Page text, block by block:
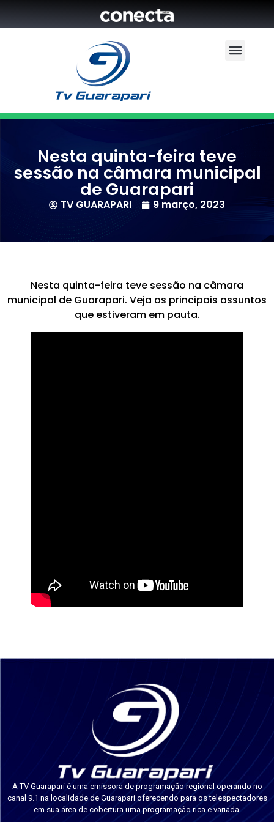
Nesta quinta-feira teve
sessão na câmara municipal
de Guarapari
TV GUARAPARI 9 março, 2023
Nesta quinta-feira teve sessão na câmara
municipal de Guarapari. Veja os principais assuntos
que estiveram em pauta.
A TV Guarapari é uma emissora de programação regional operando no
canal 9.1 na localidade de Guarapari oferecendo para os telespectadores
em sua área de cobertura uma programação rica e variada.